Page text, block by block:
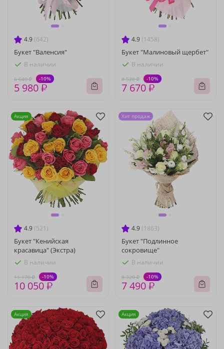
4.9 (642)
Букет "Валенсия"
В наличии
6 640 ₽ -10%
5 980 ₽
4.9 (1458)
Букет "Малиновый щербет"
В наличии
8 520 ₽ -10%
7 670 ₽
4.9 (521)
Букет "Кенийская
красавица" (Экстра)
В наличии
11 170 ₽ -10%
10 050 ₽
Акция
4.9 (1863)
Букет "Подлинное
сокровище"
В наличии
8 320 ₽ -10%
7 490 ₽
Хит продаж
Акция Акция